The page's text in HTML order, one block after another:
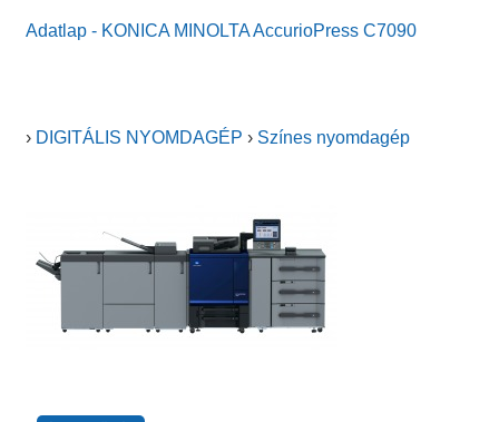
Adatlap - KONICA MINOLTA AccurioPress C7090
› DIGITÁLIS NYOMDAGÉP › Színes nyomdagép